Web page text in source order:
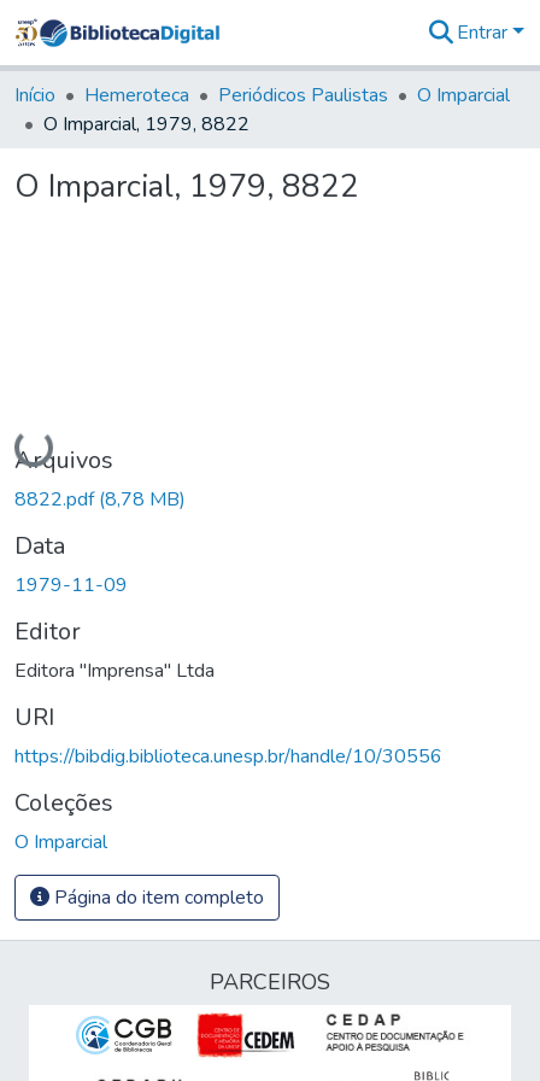
&
Coleções
Tudo na
Digital
Entrar
Início Hemeroteca Periódicos Paulistas
O Imparcial
O Imparcial, 1979, 8822
O Imparcial, 1979, 8822
Carregando...
Arquivos
8822.pdf(8,78 MB)
Data
1979-11-09
Editor
Editora "Imprensa" Ltda
URI
https://bibdig.biblioteca.unesp.br/handle/10/30556
Coleções
O Imparcial
Página do item completo
PARCEIROS